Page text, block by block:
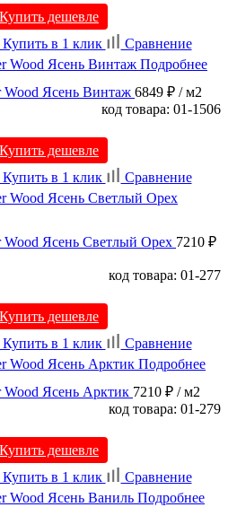
Купить дешевле
в 1 клик
Сравнение
Подробнее
Wood Ясень Винтаж 6849 ₽ / м2
код товара: 01-1506
Купить дешевле
в 1 клик
Сравнение
Wood Ясень Светлый Орех 7210 ₽
код товара: 01-277
Купить дешевле
в 1 клик
Сравнение
Подробнее
Wood Ясень Арктик 7210 ₽ / м2
код товара: 01-279
Купить дешевле
в 1 клик
Сравнение
Подробнее